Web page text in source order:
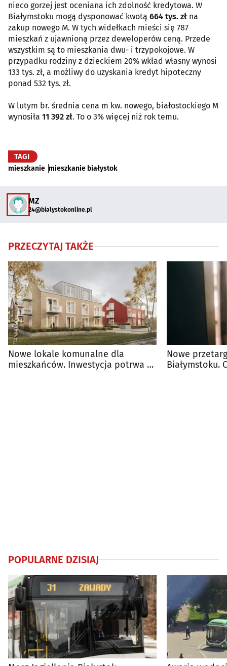
nieco gorzej jest oceniana ich zdolność kredytowa. W
Białymstoku mogą dysponować kwotą 664 tys. zł na
zakup nowego M. W tych widełkach mieści się 787
mieszkań z ujawnioną przez deweloperów ceną. Przede
wszystkim są to mieszkania dwu- i trzypokojowe. W
przypadku rodziny z dzieckiem 20% wkład własny wynosi
133 tys. zł, a możliwy do uzyskania kredyt hipoteczny
ponad 532 tys. zł.
W lutym br. średnia cena m kw. nowego, białostockiego M
wynosiła 11 392 zł. To o 3% więcej niż rok temu.
TAGI
mieszkanie mieszkanie białystok
MZ
24@bialystokonline.pl
PRZECZYTAJ TAKŻE
Nowe lokale komunalne dla
mieszkańców. Inwestycja potrwa 15
Nowe
Białymstoku.
POPULARNE DZISIAJ